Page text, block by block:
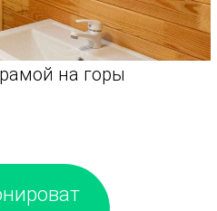
на горы